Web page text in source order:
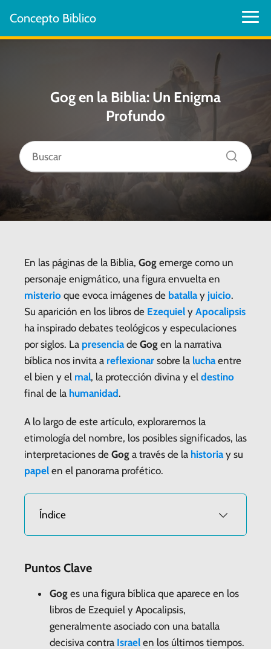
Concepto Biblico
Gog en la Biblia: Un Enigma
Profundo
En las páginas de la Biblia, Gog emerge como un
personaje enigmático, una figura envuelta en
misterio que evoca imágenes de batallay juicio.
Su aparición en los libros de Ezequiel y Apocalipsis
ha inspirado debates teológicos y especulaciones
por siglos. La presenciade Gog en la narrativa
bíblica nos invita a reflexionar sobre la luchaentre
el bien y el mal, la protección divina y el destino
final de la humanidad.
A lo largo de este artículo, exploraremos la
etimología del nombre, los posibles significados, las
interpretaciones de Gog a través de la historiay su
papel en el panorama profético.
Índice
Puntos Clave
Gog es una figura bíblica que aparece en los
libros de Ezequiel y Apocalipsis,
generalmente asociado con una batalla
decisiva contra Israel en los últimos tiempos.